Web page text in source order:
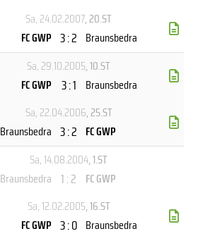
Sa, 24.02.2007, 20.ST
FC GWP 3 : 2 Braunsbedra
Sa, 29.10.2005, 10.ST
FC GWP 3 : 1 Braunsbedra
Sa, 22.04.2006, 25.ST
Braunsbedra 3 : 2 FC GWP
Sa, 14.08.2004, 1.ST
Braunsbedra 1 : 2 FC GWP
Sa, 12.02.2005, 16.ST
FC GWP 3 : 0 Braunsbedra